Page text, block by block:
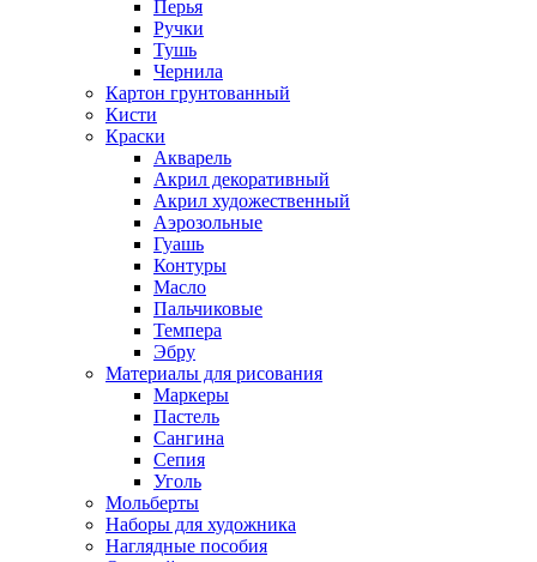
Перья
Ручки
Тушь
Чернила
Картон грунтованный
Кисти
Краски
Акварель
Акрил декоративный
Акрил художественный
Аэрозольные
Гуашь
Контуры
Масло
Пальчиковые
Темпера
Эбру
Материалы для рисования
Маркеры
Пастель
Сангина
Сепия
Уголь
Мольберты
Наборы для художника
Наглядные пособия